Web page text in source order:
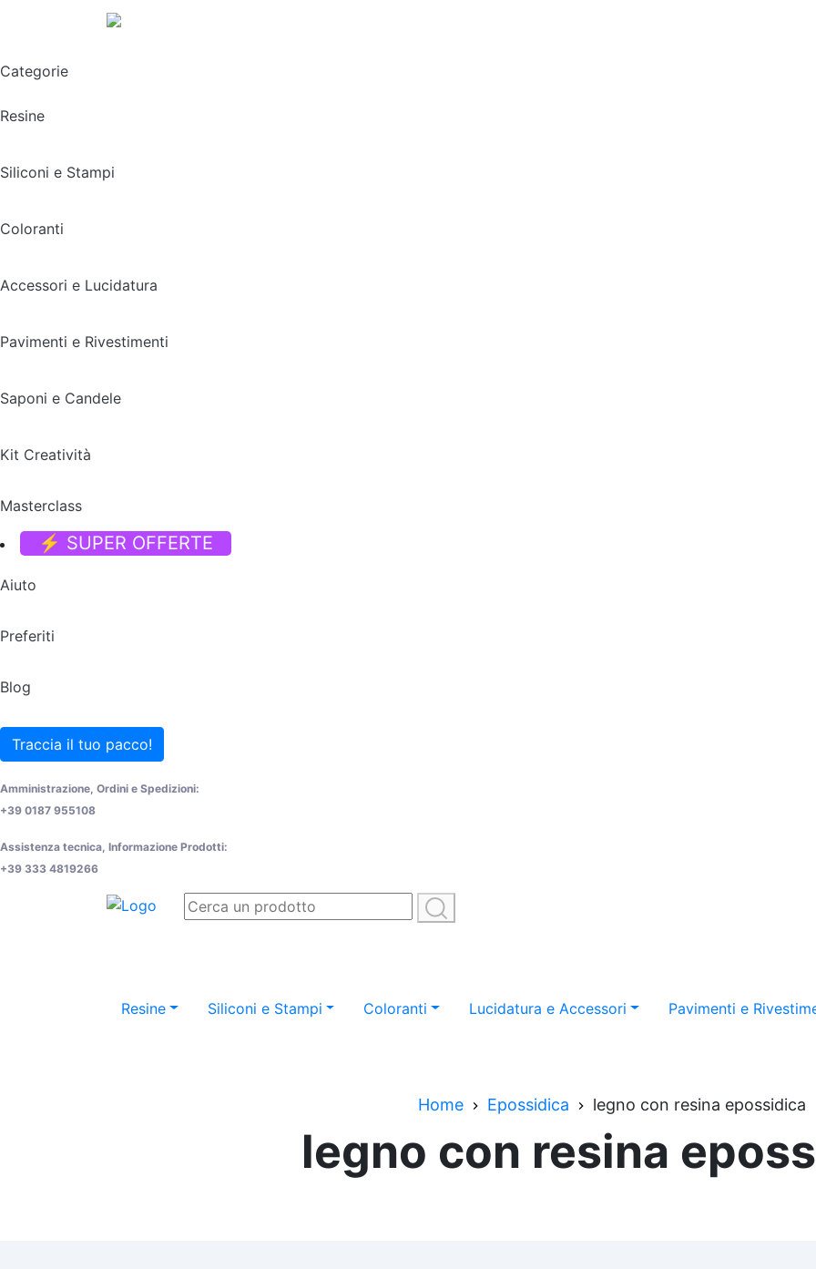
Categorie
Resine
Siliconi e Stampi
Coloranti
Accessori e Lucidatura
Pavimenti e Rivestimenti
Saponi e Candele
Kit Creatività
Masterclass
⚡ SUPER OFFERTE
Aiuto
Preferiti
Blog
Traccia il tuo pacco!
Amministrazione, Ordini e Spedizioni:
+39 0187 955108
Assistenza tecnica, Informazione Prodotti:
+39 333 4819266
Resine Siliconi e Stampi Coloranti Lucidatura e Accessori Pavimenti e
Home Epossidica legno con resina epossidica
legno con resina